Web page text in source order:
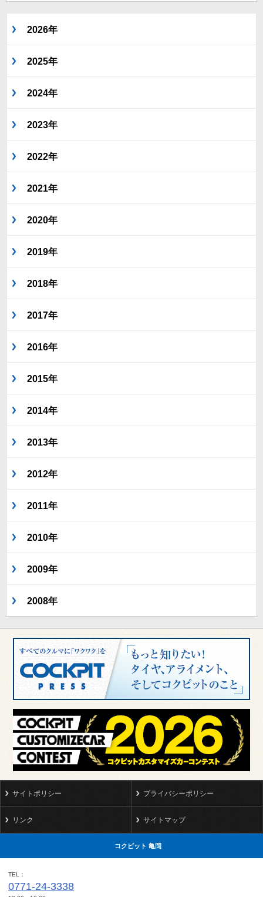
2026年
2025年
2024年
2023年
2022年
2021年
2020年
2019年
2018年
2017年
2016年
2015年
2014年
2013年
2012年
2011年
2010年
2009年
2008年
サイトポリシー プライバシーポリシー
リンク サイトマップ
コクピット 亀岡
TEL
0771-24-3338